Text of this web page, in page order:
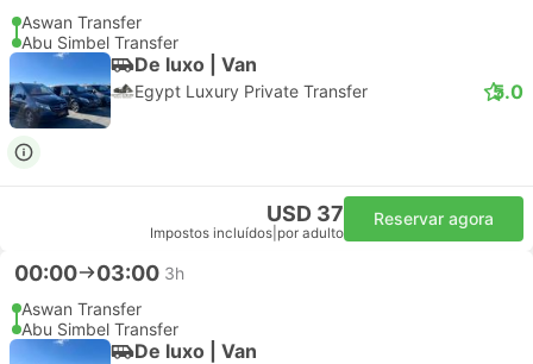
Aswan Transfer
Abu Simbel Transfer
De luxo | Van
Egypt Luxury Private Transfer 5.0
USD 37
Impostos incluídos por adulto
Reservar agora
00:00 03:00 3h
Aswan Transfer
Abu Simbel Transfer
De luxo | Van